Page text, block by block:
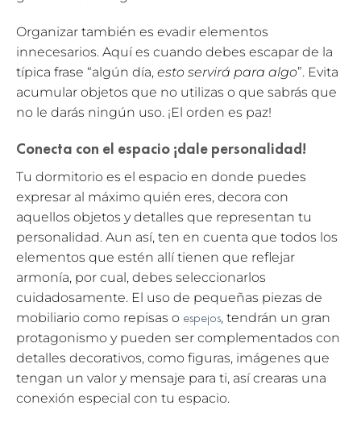
Organizar también es evadir elementos
innecesarios. Aquí es cuando debes escapar de la
típica frase “algún día, esto servirá para algo”. Evita
acumular objetos que no utilizas o que sabrás que
no le darás ningún uso. ¡El orden es paz!
Conecta con el espacio ¡dale personalidad!
Tu dormitorio es el espacio en donde puedes
expresar al máximo quién eres, decora con
aquellos objetos y detalles que representan tu
personalidad. Aun así, ten en cuenta que todos los
elementos que estén allí tienen que reflejar
armonía, por cual, debes seleccionarlos
cuidadosamente. El uso de pequeñas piezas de
mobiliario como repisas o espejos, tendrán un gran
protagonismo y pueden ser complementados con
detalles decorativos, como figuras, imágenes que
tengan un valor y mensaje para ti, así crearas una
conexión especial con tu espacio.